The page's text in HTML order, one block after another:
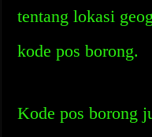
tentang lokasi
kode pos borong.
Kode pos borong